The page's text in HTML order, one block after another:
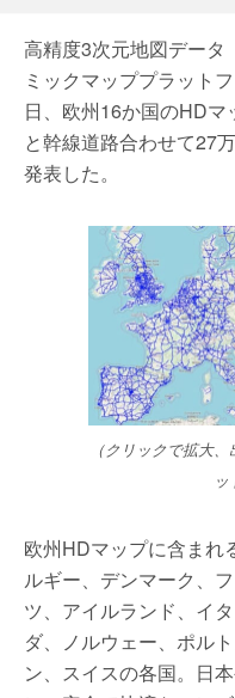
高精度3次元地図データ
ミックマッププラット
日、欧州16か国のHD
と幹線道路合わせて27
発表した。
（クリックで拡大
ッ
欧州HDマップに含まれ
ルギー、デンマーク、
ツ、アイルランド、イ
ダ、ノルウェー、ポル
ン、スイスの各国。日